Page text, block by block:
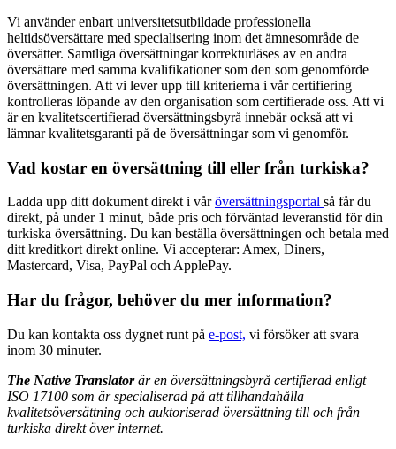
Vi använder enbart universitetsutbildade professionella
heltidsöversättare med specialisering inom det ämnesområde de
översätter. Samtliga översättningar korrekturläses av en andra
översättare med samma kvalifikationer som den som genomförde
översättningen. Att vi lever upp till kriterierna i vår certifiering
kontrolleras löpande av den organisation som certifierade oss. Att vi
är en kvalitetscertifierad översättningsbyrå innebär också att vi
lämnar kvalitetsgaranti på de översättningar som vi genomför.
Vad kostar en översättning till eller från turkiska?
Ladda upp ditt dokument direkt i våröversättningsportal så får du
direkt, på under 1 minut, både pris och förväntad leveranstid för din
turkiska översättning. Du kan beställa översättningen och betala med
ditt kreditkort direkt online. Vi accepterar: Amex, Diners,
Mastercard, Visa, PayPal och ApplePay.
Har du frågor, behöver du mer information?
Du kan kontakta oss dygnet runt på e-post, vi försöker att svara
inom 30 minuter.
The Native Translatorär en översättningsbyrå certifierad enligt
ISO 17100 som är specialiserad på att tillhandahålla
kvalitetsöversättning och auktoriserad översättning till och från
turkiska direkt över internet.